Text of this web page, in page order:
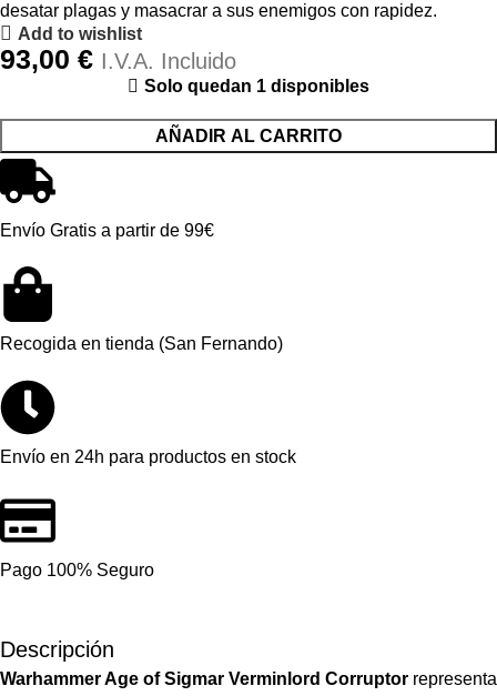
desatar plagas y masacrar a sus enemigos con rapidez.
Add to wishlist
93,00 € I.V.A. Incluido
Solo quedan 1 disponibles
AÑADIR AL CARRITO
Envío Gratis a partir de 99€
Recogida en tienda (San Fernando)
Envío en 24h para productos en stock
Pago 100% Seguro
Descripción
Warhammer Age of Sigmar Verminlord Corruptor representa